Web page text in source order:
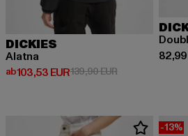
DICKIES
Alatna
ab103,53 EUR
Derzeitiger Preis: ab 103,53 EUR
139,90 EURAktionspreis:
82,99
-13%